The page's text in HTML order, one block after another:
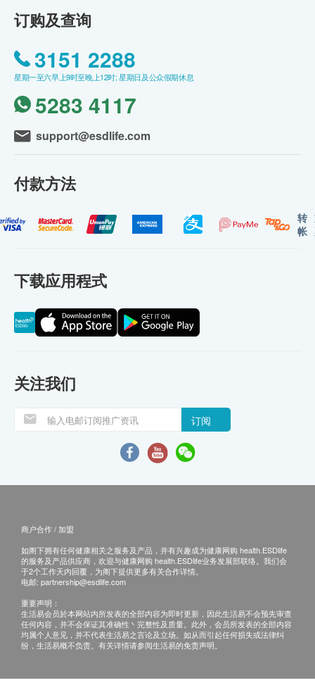
订购及查询
3151 2288
星期一至六早上9时至晚上12时; 星期日及公众假期休息
5283 4117
support@esdlife.com
付款方法
转
帐
下载应用程式
关注我们
订阅
商户合作 / 加盟
如阁下拥有任何健康相关之服务及产品，并有兴趣成为健康网购 health.ESDlife
的服务及产品供应商，欢迎与健康网购 health.ESDlife业务发展部联络。我们会
于2个工作天内回覆，为阁下提供更多有关合作详情。
电邮: partnership@esdlife.com
重要声明：
生活易会员於本网站内所发表的全部内容为即时更新，因此生活易不会预先审查
任何内容，并不会保证其准确性丶完整性及质量。此外，会员所发表的全部内容
均属个人意见，并不代表生活易之言论及立场。如从而引起任何损失或法律纠
纷，生活易概不负责。有关详情请参阅生活易的免责声明。